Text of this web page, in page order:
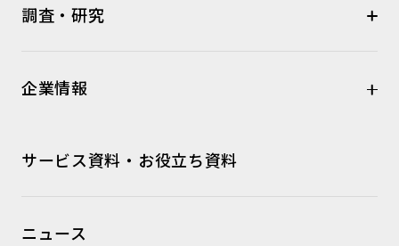
調査・研究
企業情報
サービス資料・お役立ち資料
ニュース